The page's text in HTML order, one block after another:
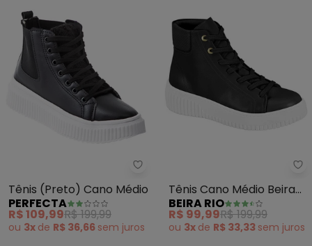
Perfecta - Tênis (Preto) Cano
Tênis (Preto) Cano Médio
PERFECTA
R$ 109,99R$ 199,99
ou 3x de R$ 36,66 sem juros
Tênis Cano Médio Beira
Rio (Preto)
BEIRA RIO
R$ 99,99R$ 199,99
ou 3x de R$ 33,33 sem juros